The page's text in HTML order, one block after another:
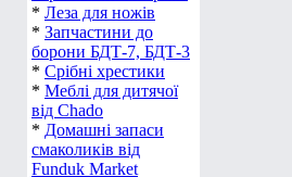
* Леза для ножів
* Запчастини до
борони БДТ-7, БДТ-3
* Срібні хрестики
* Меблі для дитячої
від Chado
* Домашні запаси
смаколиків від
Funduk Market